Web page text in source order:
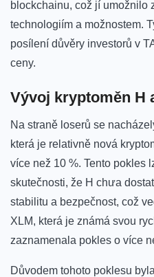
blockchainu,⁤ což jí umožnilo
technologiím a možnostem.
posílení důvěry investorů v⁤
ceny.
Vývoj kryptoměn H
Na straně loserů se
která je relativně nová
více než ⁢10 %. Tento pokles
skutečnosti, že H chưa
stabilitu a bezpečnost, což
XLM, která je známá svou
zaznamenala⁤ pokles o více
Důvodem tohoto poklesu